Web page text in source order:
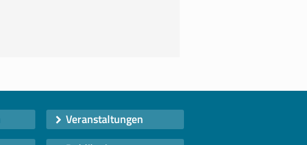
Veranstaltungen